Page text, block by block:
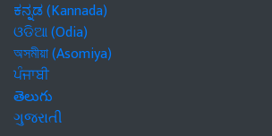
ಕನ್ನಡ (Kannada)
ଓଡିଆ (Odia)
অসমীয়া (Asomiya)
ਪੰਜਾਬੀ
తెలుగు
ગુજરાતી